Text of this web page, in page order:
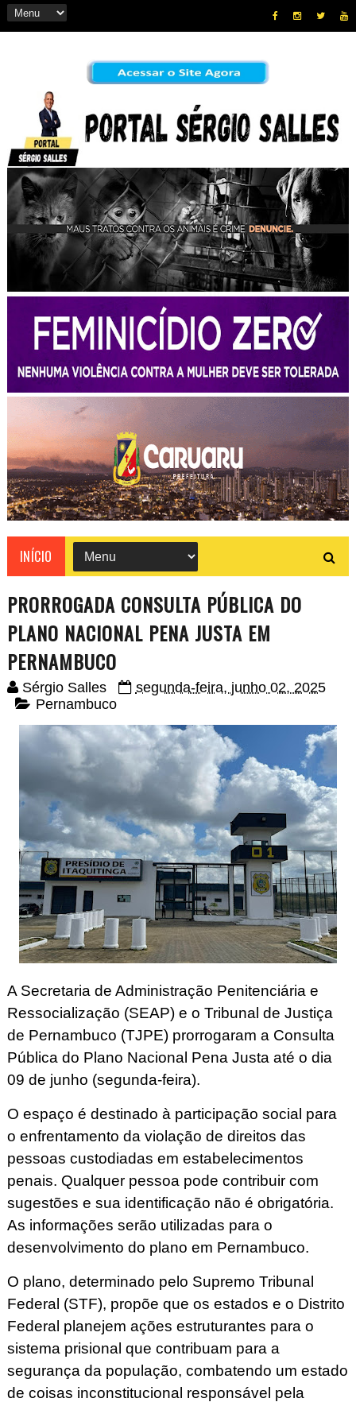
INÍCIO
PRORROGADA CONSULTA PÚBLICA DO
PLANO NACIONAL PENA JUSTA EM
PERNAMBUCO
Sérgio Salles
segunda-feira, junho 02, 2025
Pernambuco
A Secretaria de Administração Penitenciária e
Ressocialização (SEAP) e o Tribunal de Justiça
de Pernambuco (TJPE) prorrogaram a Consulta
Pública do Plano Nacional Pena Justa até o dia
09 de junho (segunda-feira).
O espaço é destinado à participação social para
o enfrentamento da violação de direitos das
pessoas custodiadas em estabelecimentos
penais. Qualquer pessoa pode contribuir com
sugestões e sua identificação não é obrigatória.
As informações serão utilizadas para o
desenvolvimento do plano em Pernambuco.
O plano, determinado pelo Supremo Tribunal
Federal (STF), propõe que os estados e o Distrito
Federal planejem ações estruturantes para o
sistema prisional que contribuam para a
segurança da população, combatendo um estado
de coisas inconstitucional responsável pela